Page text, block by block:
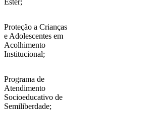
Ester;
Proteção a Crianças
e Adolescentes em
Acolhimento
Institucional;
Programa de
Atendimento
Socioeducativo de
Semiliberdade;